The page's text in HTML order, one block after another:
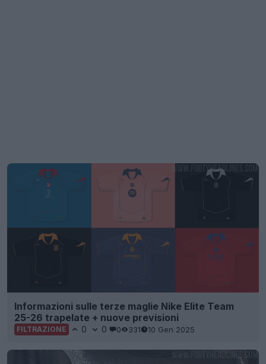
Informazioni sulle terze maglie Nike Elite Team
25-26 trapelate + nuove previsioni
FILTRAZIONE 0 0 0 331 10 Gen 2025